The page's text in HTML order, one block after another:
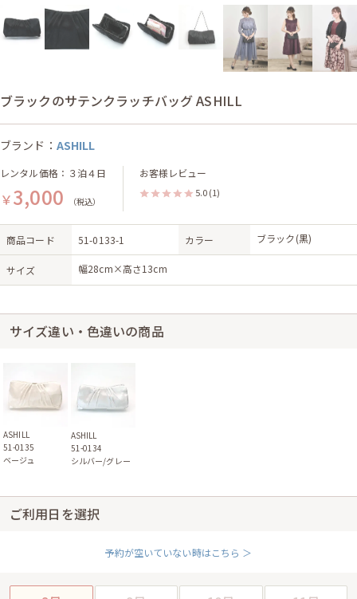
ブラックのサテンクラッチバッグ ASHILL
ブランド： ASHILL
レンタル価格：３泊４日
￥3,000 （税込）
お客様レビュー
5.0 (1)
商品コード 51-0133-1 カラー ブラック(黒)
サイズ 幅28cm×高さ13cm
サイズ違い・色違いの商品
ASHILL
51-0135
ベージュ
ASHILL
51-0134
シルバー/グレー
ご利用日を選択
予約が空いていない時はこちら ＞